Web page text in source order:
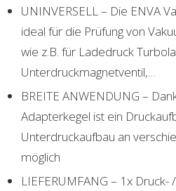
UNINVERSELL – Die ENVA
ideal für die Prüfung von
wie z.B. für Ladedruck
Unterdruckmagnetventil,…
BREITE ANWENDUNG –
Adapterkegel ist ein
Unterdruckaufbau an
möglich
LIEFERUMFANG – 1x